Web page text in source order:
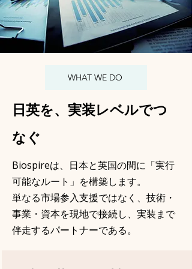
WHAT WE DO
日英を、実装レベルでつ
なぐ
Biospireは、日本と英国の間に「実行
可能なルート」を構築します。
単なる市場参入支援ではなく、技術・
事業・資本を現地で接続し、実装まで
伴走するパートナーである。